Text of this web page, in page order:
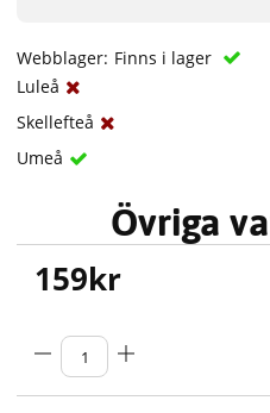
Webblager: Finns i lager
Luleå
Skellefteå
Umeå
Övriga
159kr